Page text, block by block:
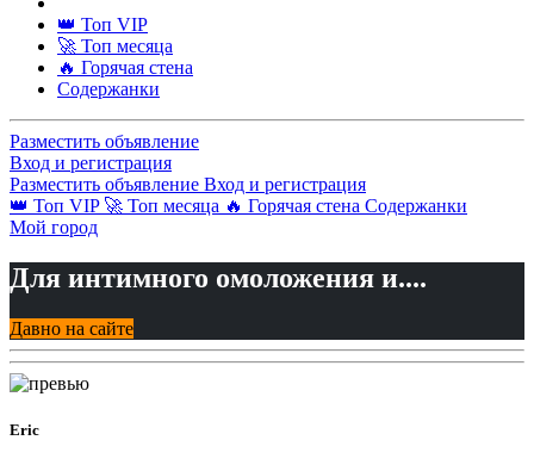
👑 Топ VIP
🚀 Топ месяца
🔥 Горячая стена
Содержанки
Разместить объявление
Вход и регистрация
Разместить объявление Вход и регистрация
👑 Топ VIP 🚀 Топ месяца 🔥 Горячая стена Содержанки
Мой город
Для интимного омоложения и....
Давно на сайте
Eric